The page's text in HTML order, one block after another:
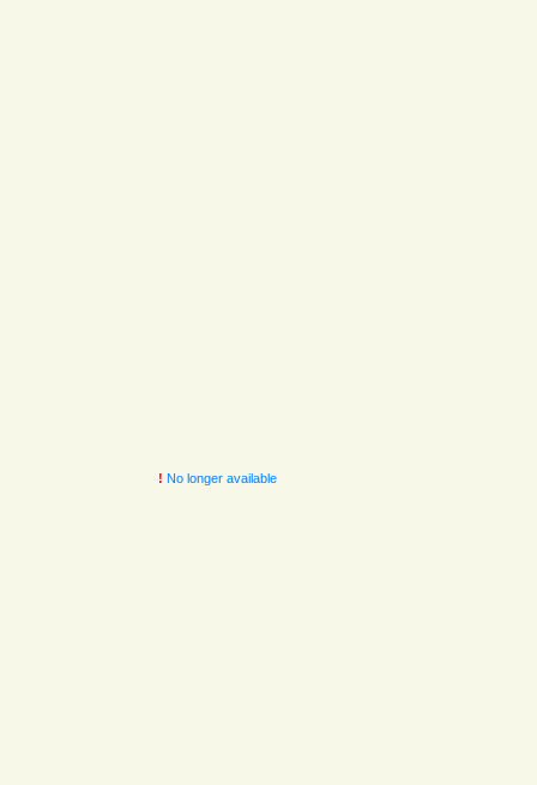
! No longer available